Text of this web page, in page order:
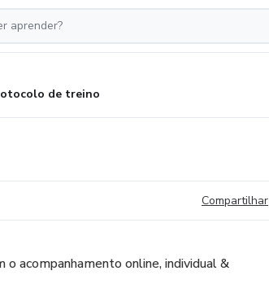
de treino
Compartilhar
acompanhamento online, individual &